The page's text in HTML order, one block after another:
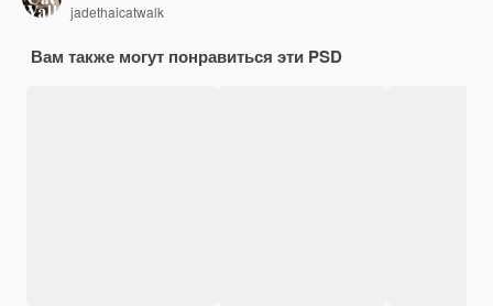
jadethaicatwalk
Вам также могут понравиться эти PSD